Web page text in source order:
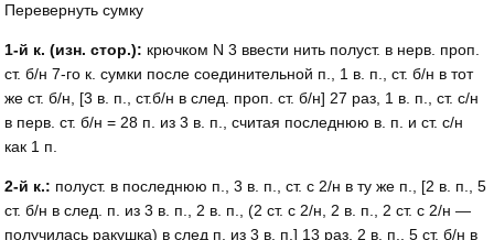
Перевернуть сумку
1-й к. (изн. стор.): крючком N 3 ввести нить полуст. в нерв. проп.
ст. б/н 7-го к. сумки после соединительной п., 1 в. п., ст. б/н в тот
же ст. б/н, [3 в. п., ст.б/н в след. проп. ст. б/н] 27 раз, 1 в. п., ст. с/н
в перв. ст. б/н = 28 п. из 3 в. п., считая последнюю в. п. и ст. с/н
как 1 п.
2-й к.: полуст. в последнюю п., 3 в. п., ст. с 2/н в ту же п., [2 в. п., 5
ст. б/н в след. п. из 3 в. п., 2 в. п., (2 ст. c 2/н, 2 в. п., 2 ст. c 2/н —
получилась ракушка) в след п. из 3 в. п.] 13 раз, 2 в. п., 5 ст. б/н в